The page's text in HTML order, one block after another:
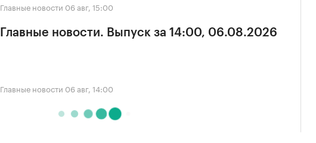
Главные новости 06 авг, 15:00
Главные новости. Выпуск за 14:00, 06.08.2026
Главные новости 06 авг, 14:00